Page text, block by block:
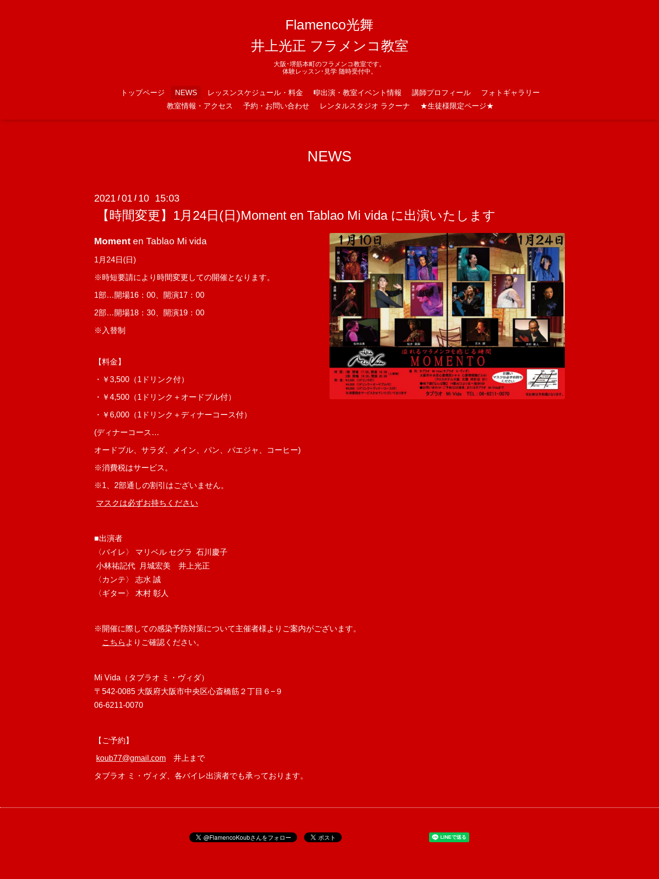
Flamenco光舞
井上光正 フラメンコ教室
大阪･堺筋本町のフラメンコ教室です。
体験レッスン･見学 随時受付中。
トップページ NEWS レッスンスケジュール・料金 🎼出演・教室イベント情報 講師プロフィール
フォトギャラリー
教室情報・アクセス
予約・お問い合わせ レンタルスタジオ ラクーナ ★生徒様限定ページ★
NEWS
2021 /01 / 10 15:03
【時間変更】1月24日(日)Moment en Tablao Mi vida に出演いたします
Moment en Tablao Mi vida
1月24日(日)
※時短要請により時間変更しての開催となります。
1部…開場16：00、開演17：00
2部…開場18：30、開演19：00
※入替制
【料金】
・￥3,500（1ドリンク付）
・￥4,500（1ドリンク＋オードブル付）
・￥6,000（1ドリンク＋ディナーコース付）
(ディナーコース…
オードブル、サラダ、メイン、パン、パエジャ、コーヒー)
※消費税はサービス。
※1、2部通しの割引はございません。
マスクは必ずお持ちください
■出演者
〈バイレ〉 マリベル セグラ 石川慶子
小林祐記代 月城宏美 井上光正
〈カンテ〉 志水 誠
〈ギター〉 木村 彰人
※開催に際しての感染予防対策について主催者様よりご案内がございます。
こちら よりご確認ください。
Mi Vida（タブラオ ミ・ヴィダ）
〒542-0085 大阪府大阪市中央区心斎橋筋２丁目６−９
06-6211-0070
【ご予約】
koub77@gmail.com 井上まで
タブラオ ミ・ヴィダ、各バイレ出演者でも承っております。